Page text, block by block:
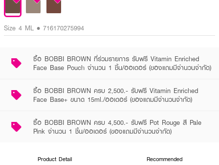
Size 4 ML • 716170275994
ซื้อ BOBBI BROWN ที่ร่วมรายการ รับฟรี Vitamin Enriched
Face Base Pouch จำนวน 1 ชิ้น/ออเดอร์ (ของแถมมีจำนวนจำกัด)
ซื้อ BOBBI BROWN ครบ 2,500.- รับฟรี Vitamin Enriched
Face Base+ ขนาด 15ml./ออเดอร์ (ของแถมมีจำนวนจำกัด)
ซื้อ BOBBI BROWN ครบ 4,500.- รับฟรี Pot Rouge สี Pale
Pink จำนวน 1 ชิ้น/ออเดอร์ (ของแถมมีจำนวนจำกัด)
Product Detail Recommended